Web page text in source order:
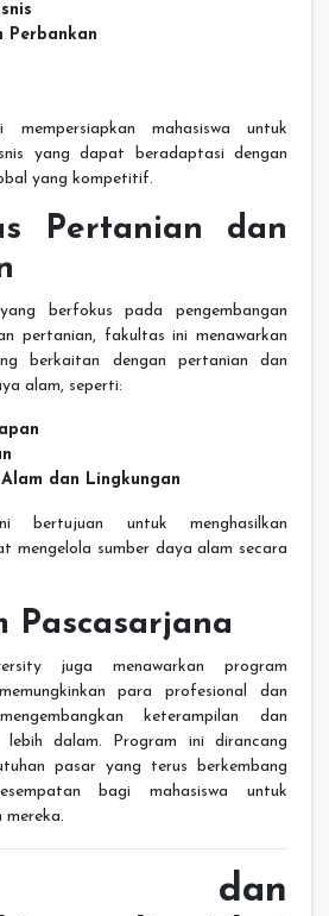
Perbankan
mempersiapkan mahasiswa untuk
yang dapat beradaptasi dengan
yang kompetitif.
Pertanian dan
berfokus pada pengembangan
pertanian, fakultas ini menawarkan
berkaitan dengan pertanian dan
alam, seperti:
dan Lingkungan
bertujuan untuk menghasilkan
mengelola sumber daya alam secara
Pascasarjana
juga menawarkan program
para profesional dan
keterampilan dan
lebih dalam. Program ini dirancang
pasar yang terus berkembang
bagi mahasiswa untuk
mereka.
dan